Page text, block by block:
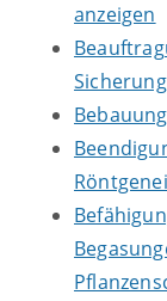
anzeigen